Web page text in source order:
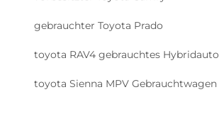
gebrauchter Toyota Prado
toyota RAV4 gebrauchtes Hybridauto
toyota Sienna MPV Gebrauchtwagen